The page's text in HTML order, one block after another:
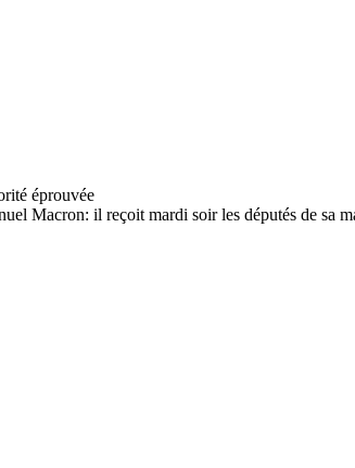
Macron: il reçoit mardi soir les députés de sa